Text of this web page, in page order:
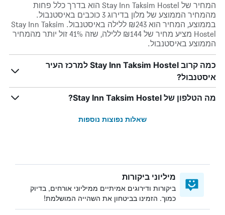
המחיר של Stay Inn Taksim Hostel הוא בדרך כלל פחות
מהמחיר הממוצע של מלון בדירוג 3 כוכבים באיסטנבול.
בממוצע, המחיר הוא ₪243 ללילה באיסטנבול. Stay Inn Taksim
Hostel מציע מחיר של ₪144 ללילה, שזה 41% זול יותר מהמחיר
הממוצע באיסטנבול.
כמה קרוב Stay Inn Taksim Hostel למרכז העיר
איסטנבול?
מה הטלפון של Stay Inn Taksim Hostel?
שאלות נפוצות נוספות
מיליוני ביקורות
ביקורות ודירוגים אמיתיים ממיליוני אורחים, בדיוק
כמוך. הזמינו בביטחון את השהייה המושלמת!